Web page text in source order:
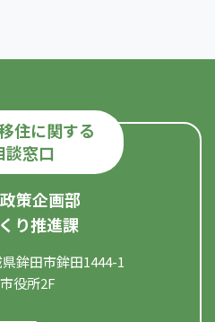
住に関する
談窓口
策企画部
り推進課
鉾田市鉾田1444-1
役所2F